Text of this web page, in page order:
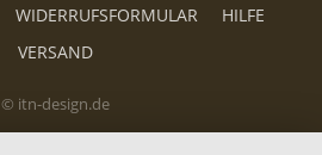
WIDERRUFSFORMULAR
HILFE
VERSAND
© itn-design.de